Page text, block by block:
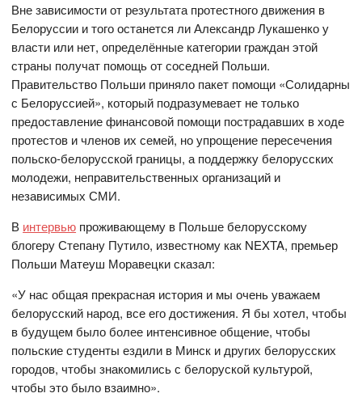
Вне зависимости от результата протестного движения в
Белоруссии и того останется ли Александр Лукашенко у
власти или нет, определённые категории граждан этой
страны получат помощь от соседней Польши.
Правительство Польши приняло пакет помощи «Солидарны
с Белоруссией», который подразумевает не только
предоставление финансовой помощи пострадавших в ходе
протестов и членов их семей, но упрощение пересечения
польско-белорусской границы, а поддержку белорусских
молодежи, неправительственных организаций и
независимых СМИ.
В интервью проживающему в Польше белорусскому
блогеру Степану Путило, известному как NEXTA, премьер
Польши Матеуш Моравецки сказал:
«У нас общая прекрасная история и мы очень уважаем
белорусский народ, все его достижения. Я бы хотел, чтобы
в будущем было более интенсивное общение, чтобы
польские студенты ездили в Минск и других белорусских
городов, чтобы знакомились с белоруской культурой,
чтобы это было взаимно».